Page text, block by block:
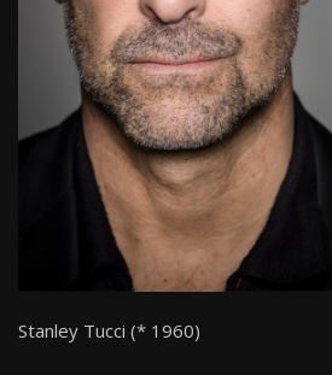
Stanley Tucci (* 1960)